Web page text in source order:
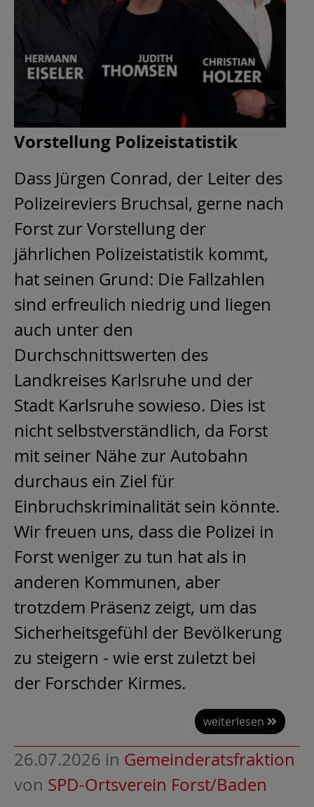
Vorstellung Polizeistatistik
Dass Jürgen Conrad, der Leiter des
Polizeireviers Bruchsal, gerne nach
Forst zur Vorstellung der
jährlichen Polizeistatistik kommt,
hat seinen Grund: Die Fallzahlen
sind erfreulich niedrig und liegen
auch unter den
Durchschnittswerten des
Landkreises Karlsruhe und der
Stadt Karlsruhe sowieso. Dies ist
nicht selbstverständlich, da Forst
mit seiner Nähe zur Autobahn
durchaus ein Ziel für
Einbruchskriminalität sein könnte.
Wir freuen uns, dass die Polizei in
Forst weniger zu tun hat als in
anderen Kommunen, aber
trotzdem Präsenz zeigt, um das
Sicherheitsgefühl der Bevölkerung
zu steigern - wie erst zuletzt bei
der Forschder Kirmes.
weiterlesen
26.07.2026 in Gemeinderatsfraktion
von SPD-Ortsverein Forst/Baden